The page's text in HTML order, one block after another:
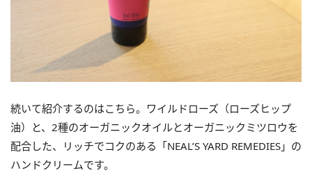
続いて紹介するのはこちら。ワイルドローズ（ローズヒップ
油）と、2種のオーガニックオイルとオーガニックミツロウを
配合した、リッチでコクのある「NEAL’S YARD REMEDIES」の
ハンドクリームです。